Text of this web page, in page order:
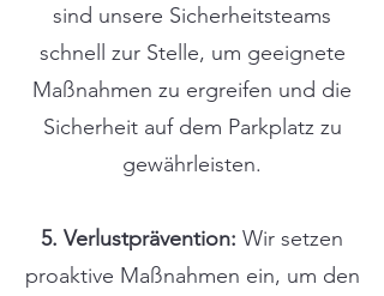
sind unsere Sicherheitsteams
schnell zur Stelle, um geeignete
Maßnahmen zu ergreifen und die
Sicherheit auf dem Parkplatz zu
gewährleisten.
5. Verlustprävention: Wir setzen
proaktive Maßnahmen ein, um den